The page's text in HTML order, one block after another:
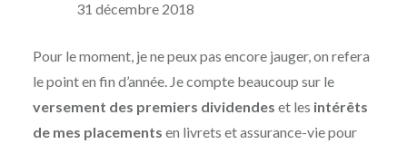
31 décembre 2018
Pour le moment, je ne peux pas encore jauger, on refera
le point en fin d’année. Je compte beaucoup sur le
versement des premiers dividendes et les intérêts
de mes placements en livrets et assurance-vie pour